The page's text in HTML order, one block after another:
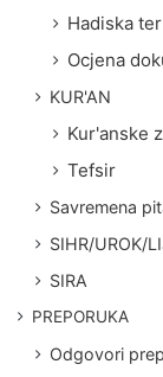
Hadiska
Ocjena
KUR'AN
Kur'anske
Tefsir
Savremena
SIHR/UROK/
SIRA
PREPORUKA
Odgovori